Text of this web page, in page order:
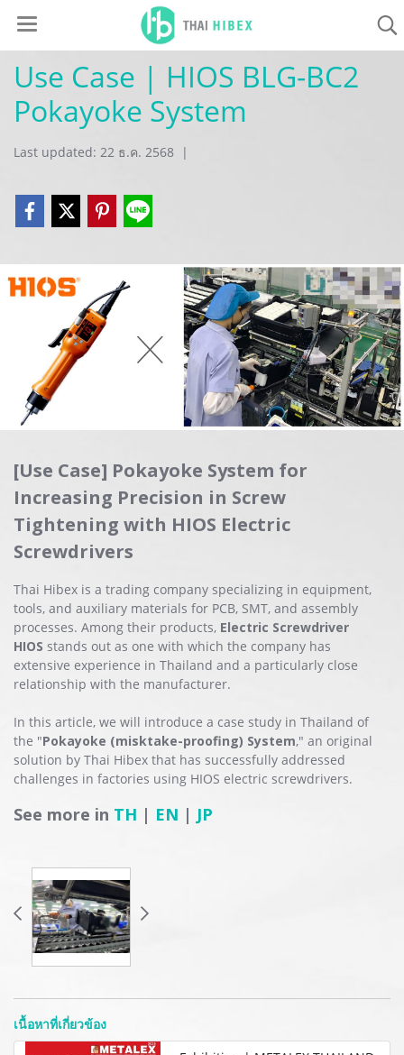
Use Case | HIOS BLG-BC2
Pokayoke System
Last updated: 22 ธ.ค. 2568 |
[Use Case] Pokayoke System for
Increasing Precision in Screw
Tightening with HIOS Electric
Screwdrivers
Thai Hibex is a trading company specializing in equipment,
tools, and auxiliary materials for PCB, SMT, and assembly
processes. Among their products, Electric Screwdriver
HIOS stands out as one with which the company has
extensive experience in Thailand and a particularly close
relationship with the manufacturer.
In this article, we will introduce a case study in Thailand of
the "Pokayoke (misktake-proofing) System," an original
solution by Thai Hibex that has successfully addressed
challenges in factories using HIOS electric screwdrivers.
See more in TH | EN | JP
เนื้อหาที่เกี่ยวข้อง